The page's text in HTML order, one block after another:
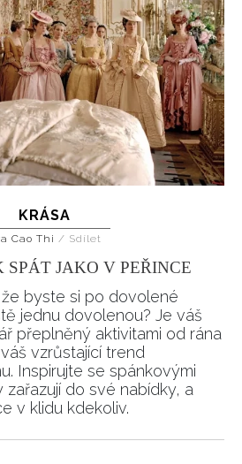
KRÁSA
Cao Thi / Sdílet
SPÁT JAKO V PEŘINCE
byste si po dovolené
jednu dovolenou? Je váš
přeplněný aktivitami od rána
vzrůstající trend
Inspirujte se spánkovými
do své nabídky, a
v klidu kdekoliv.